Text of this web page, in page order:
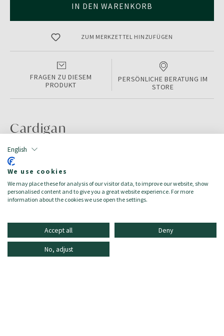
English
We use cookies
We may place these for analysis of our visitor data, to improve our website, show
personalised content and to give you a great website experience. For more
information about the cookies we use open the settings.
Accept all Deny
No, adjust
IN DEN WARENKORB
ZUM MERKZETTEL HINZUFÜGEN
FRAGEN ZU DIESEM
PRODUKT
PERSÖNLICHE BERATUNG IM
STORE
Cardigan
PRODUKTINFORMATIONEN
Color: Blueberry
Größe: 18M
Zielgruppe:Baby